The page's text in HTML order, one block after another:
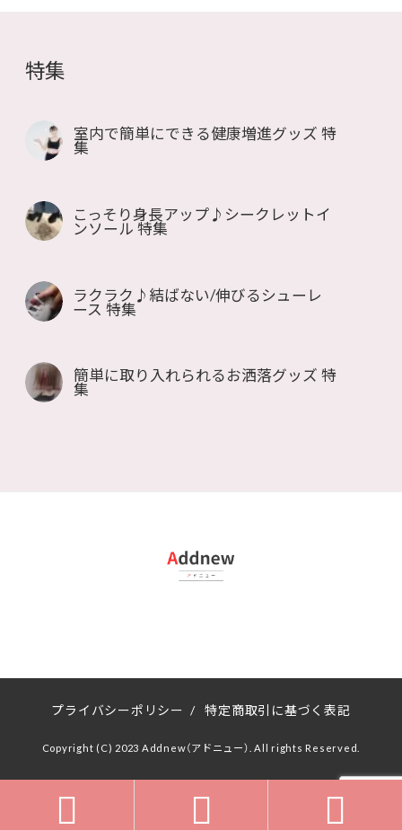
特集
室内で簡単にできる健康増進グッズ 特
集
こっそり身長アップ♪シークレットイ
ンソール 特集
ラクラク♪結ばない/伸びるシューレ
ース 特集
簡単に取り入れられるお洒落グッズ 特
集
プライバシーポリシー / 特定商取引に基づく表記
Copyright (C) 2023 Addnew（アドニュー）. All rights Reserved.
  